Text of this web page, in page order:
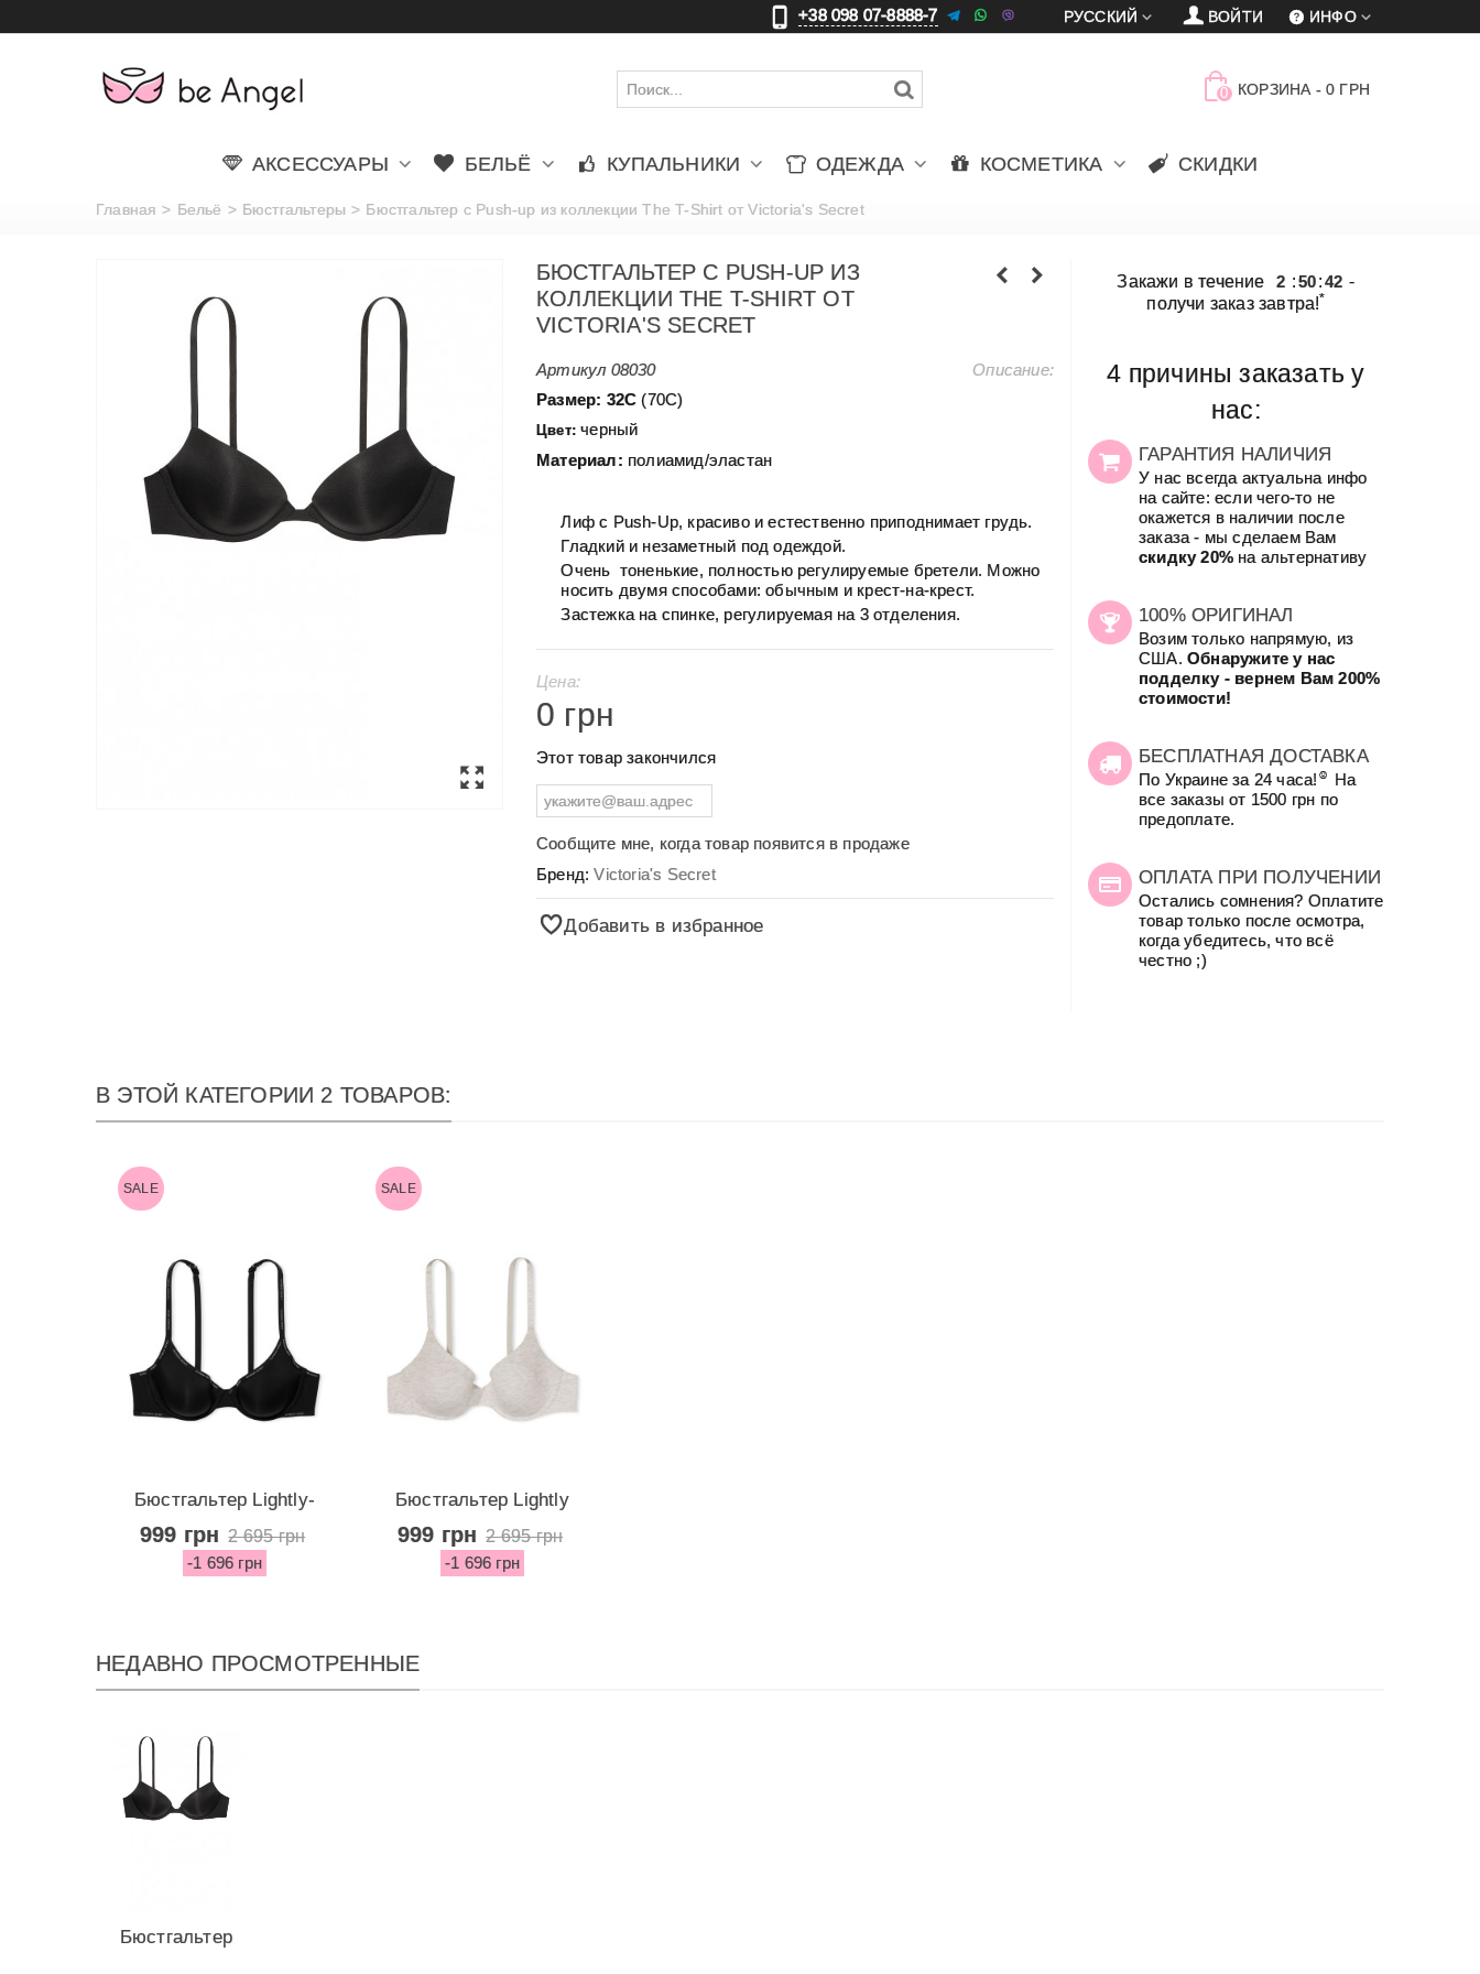
+38 098 07-8888-7 更 車 賈 ИНФО
ВОЙТИ
РУССКИЙ
0 КОРЗИНА - 0 ГРН
АКСЕССУАРЫ БЕЛЬЁ КУПАЛЬНИКИ ОДЕЖДА КОСМЕТИКА СКИДКИ
Главная > Бельё > Бюстгальтеры > Бюстгальтер с Push-up из коллекции The T-Shirt от Victoria's Secret
БЮСТГАЛЬТЕР С PUSH-UP ИЗ
КОЛЛЕКЦИИ THE T-SHIRT ОТ
VICTORIA'S SECRET
Артикул 08030
Описание:
Размер: 32С (70С)
Цвет:черный
Материал: полиамид/эластан
Лиф с Push-Up, красиво и естественно приподнимает грудь.
Гладкий и незаметный под одеждой.
Очень тоненькие, полностью регулируемые бретели. Можно
носить двумя способами: обычным и крест-на-крест.
Застежка на спинке, регулируемая на 3 отделения.
Цена:
0 грн
Этот товар закончился
Сообщите мне, когда товар появится в продаже
Бренд:Victoria's Secret
Добавить в избранное
Закажи в течение 2 :50:42 -
получи заказ завтра!*
4 причины заказать у
нас:
ГАРАНТИЯ НАЛИЧИЯ
У нас всегда актуальна инфо
на сайте: если чего-то не
окажется в наличии после
заказа - мы сделаем Вам
скидку 20%на альтернативу
100% ОРИГИНАЛ
Возим только напрямую, из
США. Обнаружите у нас
подделку - вернем Вам 200%
стоимости!
БЕСПЛАТНАЯ ДОСТАВКА
По Украине за 24 часа! ☺
На
все заказы от 1500 грн по
предоплате.
ОПЛАТА ПРИ ПОЛУЧЕНИИ
Остались сомнения? Оплатите
товар только после осмотра,
когда убедитесь, что всё
честно ;)
В ЭТОЙ КАТЕГОРИИ 2 ТОВАРОВ:
SALE
Бюстгальтер Lightly-
Lined Demi...
999 грн 2 695 грн
-1 696 грн
SALE
Бюстгальтер Lightly
Lined Demi...
999 грн 2 695 грн
-1 696 грн
НЕДАВНО ПРОСМОТРЕННЫЕ
Бюстгальтер